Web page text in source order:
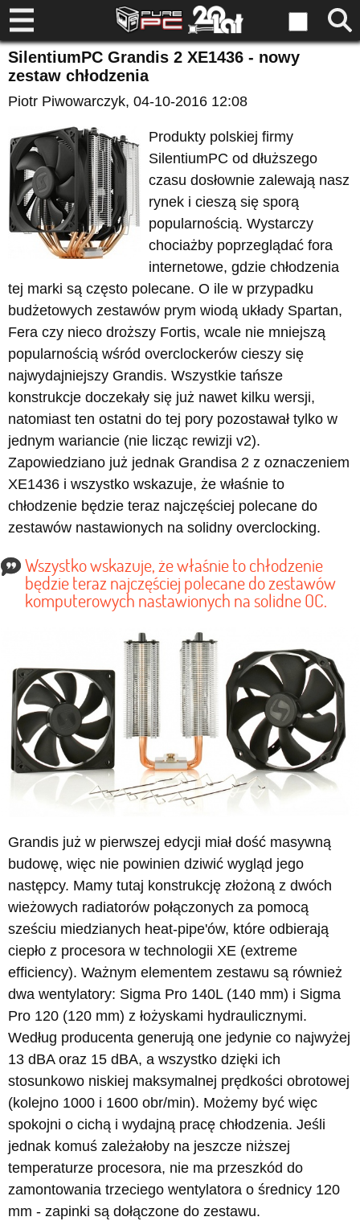
SilentiumPC Grandis 2 XE1436 - nowy
zestaw chłodzenia
Piotr Piwowarczyk, 04-10-2016 12:08
Produkty polskiej firmy
SilentiumPC od dłuższego
czasu dosłownie zalewają nasz
rynek i cieszą się sporą
popularnością. Wystarczy
chociażby poprzeglądać fora
internetowe, gdzie chłodzenia
tej marki są często polecane. O ile w przypadku
budżetowych zestawów prym wiodą układy Spartan,
Fera czy nieco droższy Fortis, wcale nie mniejszą
popularnością wśród overclockerów cieszy się
najwydajniejszy Grandis. Wszystkie tańsze
konstrukcje doczekały się już nawet kilku wersji,
natomiast ten ostatni do tej pory pozostawał tylko w
jednym wariancie (nie licząc rewizji v2).
Zapowiedziano już jednak Grandisa 2 z oznaczeniem
XE1436 i wszystko wskazuje, że właśnie to
chłodzenie będzie teraz najczęściej polecane do
zestawów nastawionych na solidny overclocking.
Wszystko wskazuje, że właśnie to chłodzenie
będzie teraz najczęściej polecane do zestawów
komputerowych nastawionych na solidne OC.
Grandis już w pierwszej edycji miał dość masywną
budowę, więc nie powinien dziwić wygląd jego
następcy. Mamy tutaj konstrukcję złożoną z dwóch
wieżowych radiatorów połączonych za pomocą
sześciu miedzianych heat-pipe'ów, które odbierają
ciepło z procesora w technologii XE (extreme
efficiency). Ważnym elementem zestawu są również
dwa wentylatory: Sigma Pro 140L (140 mm) i Sigma
Pro 120 (120 mm) z łożyskami hydraulicznymi.
Według producenta generują one jedynie co najwyżej
13 dBA oraz 15 dBA, a wszystko dzięki ich
stosunkowo niskiej maksymalnej prędkości obrotowej
(kolejno 1000 i 1600 obr/min). Możemy być więc
spokojni o cichą i wydajną pracę chłodzenia. Jeśli
jednak komuś zależałoby na jeszcze niższej
temperaturze procesora, nie ma przeszkód do
zamontowania trzeciego wentylatora o średnicy 120
mm - zapinki są dołączone do zestawu.